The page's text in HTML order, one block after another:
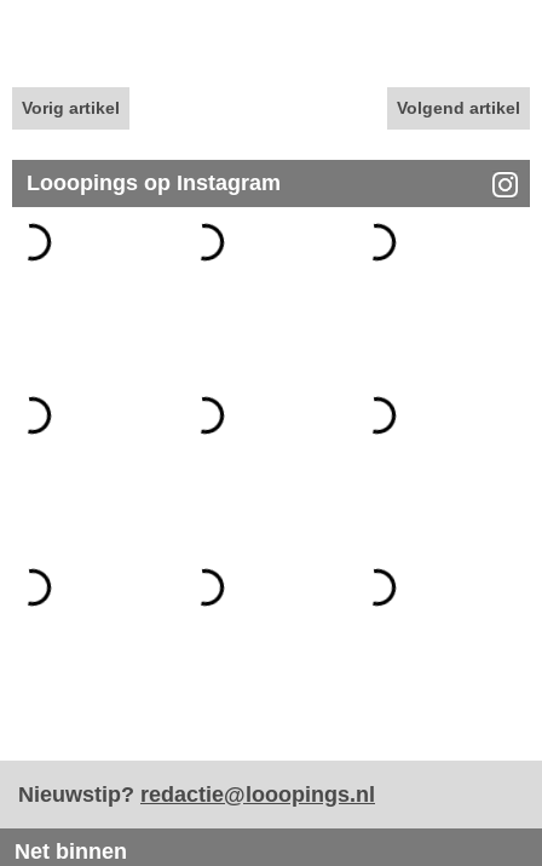
Vorig artikel Volgend artikel
Looopings op Instagram
Nieuwstip? redactie@looopings.nl
Net binnen